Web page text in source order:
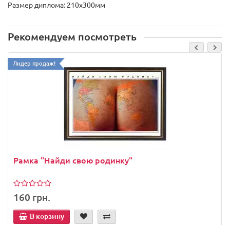
Размер диплома: 210х300мм
Рекомендуем посмотреть
Лидер продаж!
Рамка "Найди свою родинку"
160 грн.
В корзину